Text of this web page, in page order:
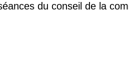
du conseil de la